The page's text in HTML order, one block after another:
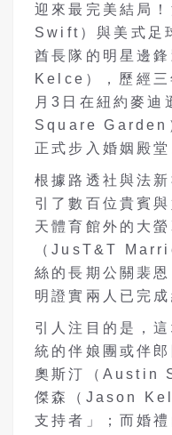
迎來最完美結局
Swift）與美式足
酋長隊的明星邊
Kelce），歷經三
月3日在紐約麥
Square Garden
正式步入婚姻殿堂
根據路透社與法
引了數百位貴賓
天體育館外的大
（JusT&T
絲的長期公關裴
明證實兩人已完成
引人注目的是，
統的伴娘團或伴
奧斯汀（Austin
傑森（Jason
支持者」；而婚